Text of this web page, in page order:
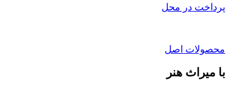
پرداخت در محل
محصولات اصل
با میراث هنر